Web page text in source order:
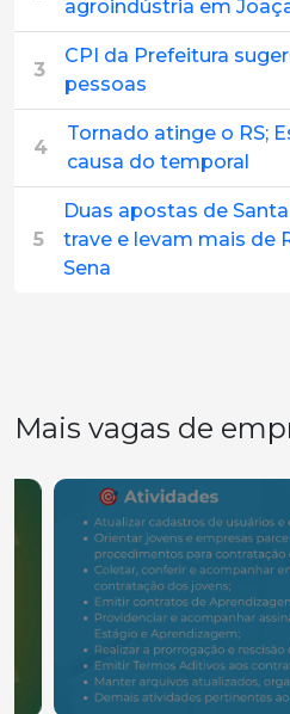
agroindústria em
3
CPI da Prefeitura
pessoas
4
Tornado atinge o RS;
causa do temporal
5
Duas apostas de
trave e levam mais de
Sena
Mais vagas de